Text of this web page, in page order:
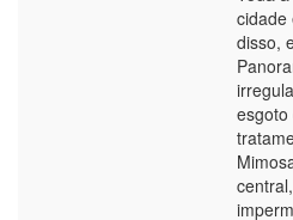
cidade
disso,